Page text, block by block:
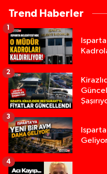
Trend Haberler
1
2
3
4